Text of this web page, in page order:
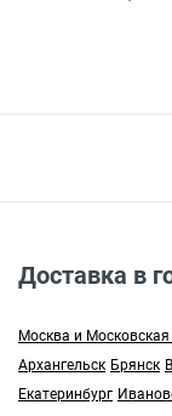
Доставка в
Москва и Московская
Архангельск Брянск
Екатеринбург